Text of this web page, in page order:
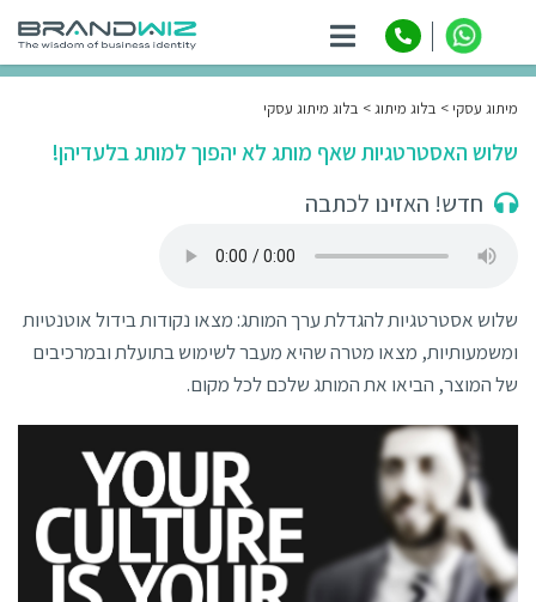
מיתוג עסקי בלוג מיתוג בלוג מיתוג עסקי
שלוש האסטרטגיות שאף מותג לא יהפוך למותג בלעדיהן!
חדש! האזינו לכתבה
שלוש אסטרטגיות להגדלת ערך המותג: מצאו נקודות בידול אוטנטיות
ומשמעותיות, מצאו מטרה שהיא מעבר לשימוש בתועלת ובמרכיבים
של המוצר, הביאו את המותג שלכם לכל מקום.